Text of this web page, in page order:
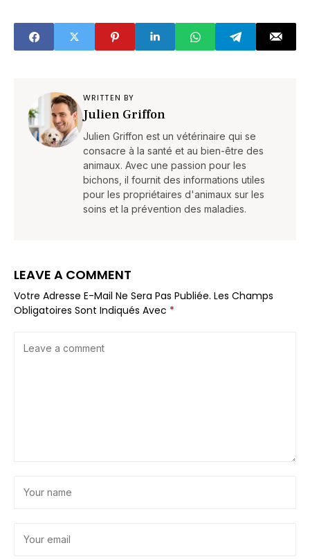
WRITTEN BY
Julien Griffon
Julien Griffon est un vétérinaire qui se
consacre à la santé et au bien-être des
animaux. Avec une passion pour les
bichons, il fournit des informations utiles
pour les propriétaires d'animaux sur les
soins et la prévention des maladies.
LEAVE A COMMENT
Votre Adresse E-Mail Ne Sera Pas Publiée. Les Champs
Obligatoires Sont Indiqués Avec *